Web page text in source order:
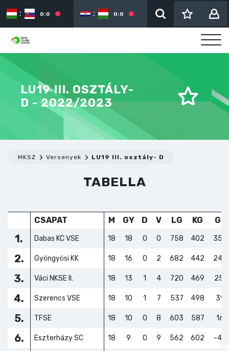
: 0:0 : 0:0 :
LU19 III. OSZTÁLY-
D - 2022/2023
MKSZ Versenyek LU19 III. osztály- D
TABELLA
CSAPAT M GY D V LG KG GK
1. Dabas KC VSE 18 18 0 0 758 402 356
2. Gyöngyösi KK 18 16 0 2 682 442 240
3. Váci NKSE II. 18 13 1 4 720 469 251
4. Szerencs VSE 18 10 1 7 537 498 39
5. TFSE 18 10 0 8 603 587 16
6. Eszterházy SC 18 9 0 9 562 602 -40